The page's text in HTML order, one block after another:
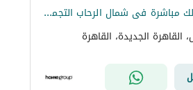
شقة للبيع 140 متر من المالك مباشرة فى شمال الرحاب التجمع الخامس استلام فورى
القاهرة الجديدة، القاهرة